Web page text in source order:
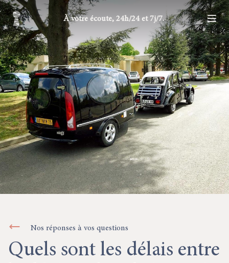
À votre écoute, 24h/24 et 7j/7.
Nos réponses à vos questions
Quels sont les délais entre